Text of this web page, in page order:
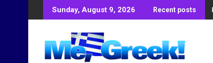
to
Sunday, August 9, 2026 Recent posts